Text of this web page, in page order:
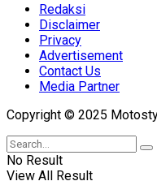
Redaksi
Disclaimer
Privacy
Advertisement
Contact Us
Media Partner
Copyright © 2025
No Result
View All Result